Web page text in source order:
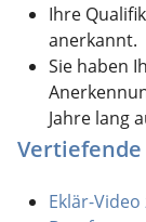
Ihre
anerkannt.
Sie haben
Jahre lang
Eklär-